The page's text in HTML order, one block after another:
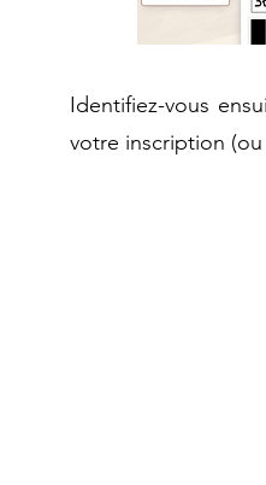
Identifiez-vous
votre inscription